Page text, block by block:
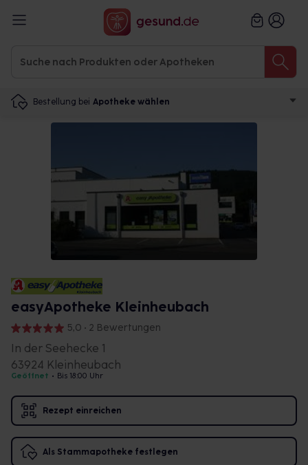
Bestellung bei Apotheke wählen
easyApotheke Kleinheubach
5,0 • 2 Bewertungen
In der Seehecke 1
63924 Kleinheubach
Geöffnet • Bis 18:00 Uhr
Rezept einreichen
Als Stammapotheke festlegen